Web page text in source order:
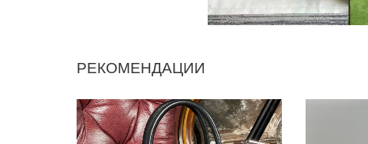
РЕКОМЕНДАЦИИ